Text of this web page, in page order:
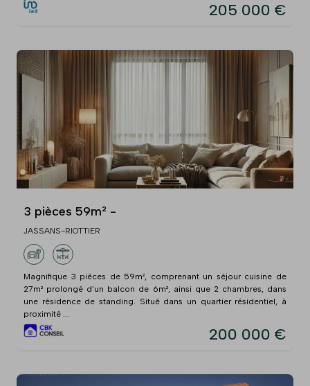
205 000 €
3 pièces 59m² -
JASSANS-RIOTTIER
Magnifique 3 pièces de 59m², comprenant un séjour cuisine de
27m² prolongé d’un balcon de 6m², ainsi que 2 chambres, dans
une résidence de standing. Situé dans un quartier résidentiel, à
proximité ...
200 000 €